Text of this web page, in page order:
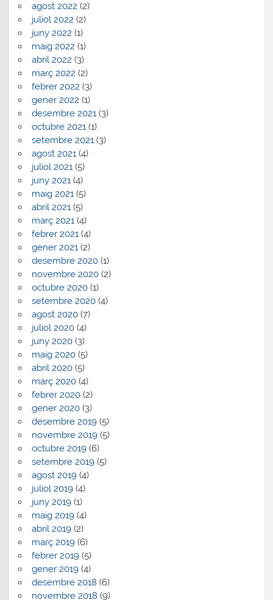
agost 2022 (2)
juliol 2022 (2)
juny 2022 (1)
maig 2022 (1)
abril 2022 (3)
març 2022 (2)
febrer 2022 (3)
gener 2022 (1)
desembre 2021(3)
octubre 2021(1)
setembre 2021(3)
agost 2021(4)
juliol 2021(5)
juny 2021(4)
maig 2021(5)
abril 2021(5)
març 2021(4)
febrer 2021(4)
gener 2021(2)
desembre 2020(1)
novembre 2020(2)
octubre 2020(1)
setembre 2020(4)
agost 2020(7)
juliol 2020(4)
juny 2020(3)
maig 2020(5)
abril 2020(5)
març 2020(4)
febrer 2020(2)
gener 2020(3)
desembre 2019(5)
novembre 2019(5)
octubre 2019(6)
setembre 2019(5)
agost 2019(4)
juliol 2019(4)
juny 2019(1)
maig 2019(4)
abril 2019(2)
març 2019(6)
febrer 2019(5)
gener 2019(4)
desembre 2018 (6)
novembre 2018 (9)